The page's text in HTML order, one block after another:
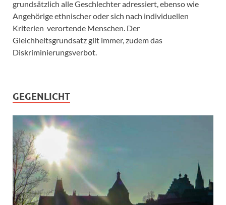
grundsätzlich alle Geschlechter adressiert, ebenso wie
Angehörige ethnischer oder sich nach individuellen
Kriterien verortende Menschen. Der
Gleichheitsgrundsatz gilt immer, zudem das
Diskriminierungsverbot.
GEGENLICHT